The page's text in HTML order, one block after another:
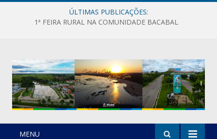
ÚLTIMAS PUBLICAÇÕES:
1ª FEIRA RURAL NA COMUNIDADE BACABAL
MENU